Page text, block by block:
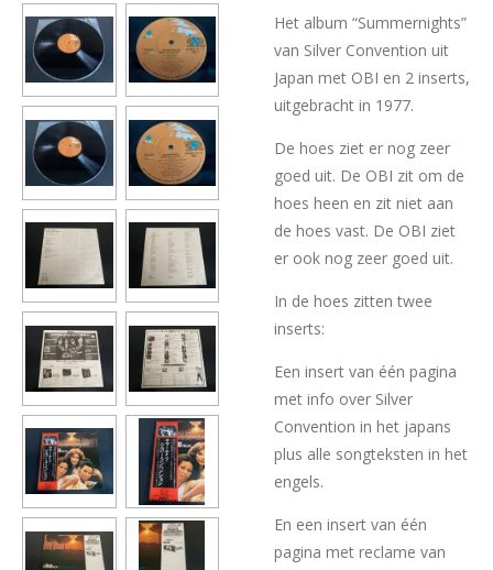
Het album “Summernights”
van Silver Convention uit
Japan met OBI en 2 inserts,
uitgebracht in 1977.
De hoes ziet er nog zeer
goed uit. De OBI zit om de
hoes heen en zit niet aan
de hoes vast. De OBI ziet
er ook nog zeer goed uit.
In de hoes zitten twee
inserts:
Een insert van één pagina
met info over Silver
Convention in het japans
plus alle songteksten in het
engels.
En een insert van één
pagina met reclame van